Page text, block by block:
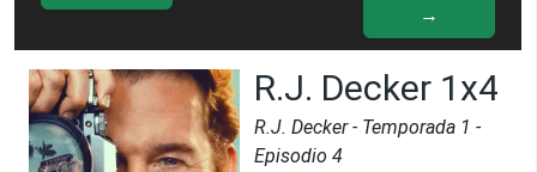
→
R.J. Decker 1x4
R.J. Decker- Temporada 1 -
Episodio 4